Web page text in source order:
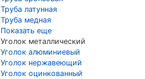
Труба латунная
Труба медная
Показать еще
Уголок металлический
Уголок алюминиевый
Уголок нержавеющий
Уголок оцинкованный